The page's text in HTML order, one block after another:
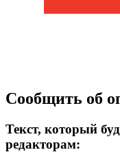
Сообщить об
Текст, который
редакторам: